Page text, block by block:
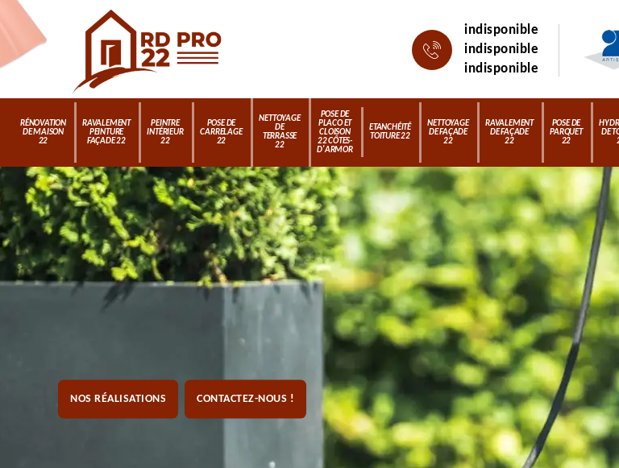
indisponible
indisponible
indisponible
RÉNOVATION
DE MAISON
22
RAVALEMENT
PEINTURE
FAÇADE 22
PEINTRE
INTÉRIEUR
22
POSE DE
CARRELAGE
22
NETTOYAGE
DE
TERRASSE
22
POSE DE
PLACO ET
CLOISON
22 CÔTES-
D'ARMOR
ETANCHÉITÉ
TOITURE 22
NETTOYAGE
DE FAÇADE
22
RAVALEMENT
DE FAÇADE
22
POSE DE
PARQUET
22
DE
NOS RÉALISATIONS CONTACTEZ-NOUS !